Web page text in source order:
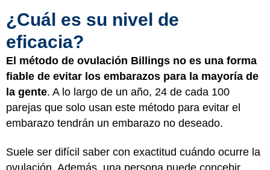
¿Cuál es su nivel de
eficacia?
El método de ovulación Billings no es una forma
fiable de evitar los embarazos para la mayoría de
la gente. A lo largo de un año, 24 de cada 100
parejas que solo usan este método para evitar el
embarazo tendrán un embarazo no deseado.
Suele ser difícil saber con exactitud cuándo ocurre la
ovulación. Además, una persona puede concebir